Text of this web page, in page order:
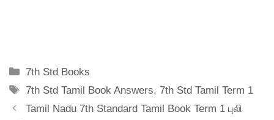
Categories
7th Std Books
Tags
7th Std Tamil Book Answers, 7th Std Tamil Term 1
Tamil Nadu 7th Standard Tamil Book Term 1 புலி